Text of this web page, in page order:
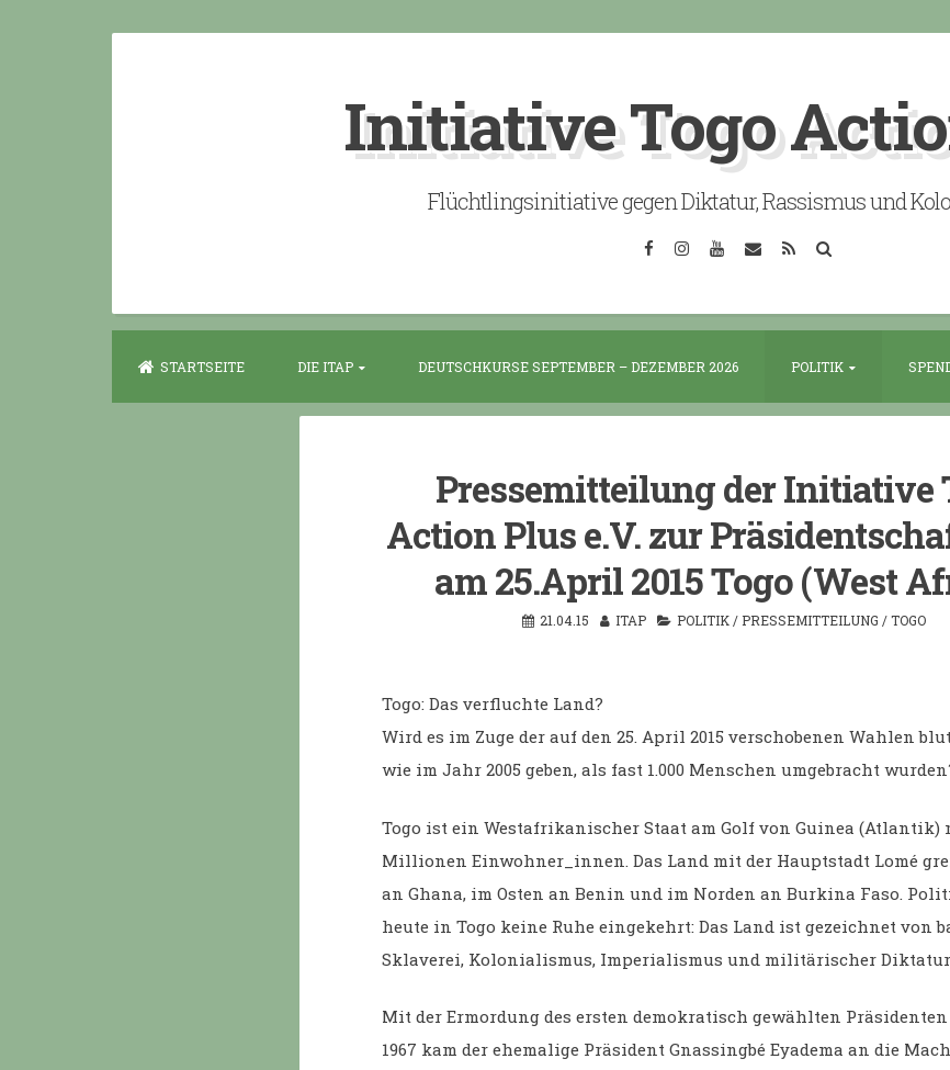
Initiative Togo
Flüchtlingsinitiative gegen Diktatur, Rassismus und
FacebookInstagramYouTube
EmailRSS
STARTSEITE DIE ITAP DEUTSCHKURSE SEPTEMBER – DEZEMBER 2026 POLITIK
Pressemitteilung der Initiative
Action Plus e.V. zur
am 25.April 2015 Togo (West
21.04.15 ITAP POLITIK/ PRESSEMITTEILUNG /TOGO
Togo: Das verfluchte Land?
Wird es im Zuge der auf den 25. April 2015 verschobenen Wahlen
wie im Jahr 2005 geben, als fast 1.000 Menschen umgebracht
Togo ist ein Westafrikanischer Staat am Golf von Guinea (Atlantik)
Millionen Einwohner_innen. Das Land mit der Hauptstadt Lomé
an Ghana, im Osten an Benin und im Norden an Burkina Faso.
heute in Togo keine Ruhe eingekehrt: Das Land ist gezeichnet von
Sklaverei, Kolonialismus, Imperialismus und militärischer Diktatur.
Mit der Ermordung des ersten demokratisch gewählten Präsidenten
1967 kam der ehemalige Präsident Gnassingbé Eyadema an die